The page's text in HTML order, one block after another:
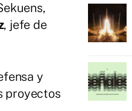
, jefe de
y
proyectos